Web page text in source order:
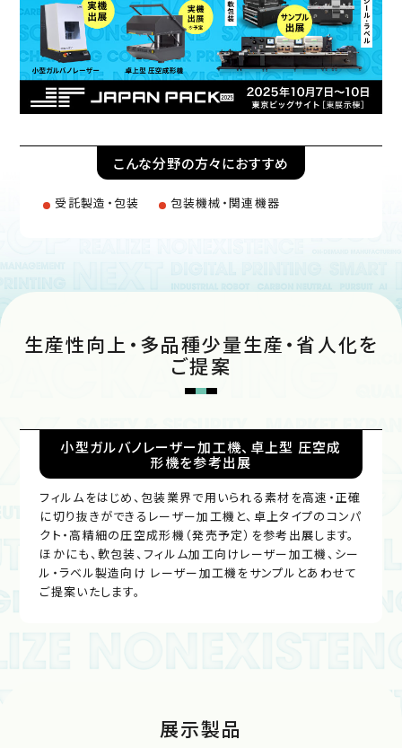
こんな分野の方々におすすめ
受託製造・包装 包装機械・関連機器
生産性向上・多品種少量生産・省人化を
ご提案
小型ガルバノレーザー加工機、卓上型 圧空成
形機を参考出展
フィルムをはじめ、包装業界で用いられる素材を高速・正確
に切り抜きができるレーザー加工機と、卓上タイプのコンパ
クト・高精細の圧空成形機（発売予定）を参考出展します。
ほかにも、軟包装、フィルム加工向けレーザー加工機、シー
ル・ラベル製造向け レーザー加工機をサンプルとあわせて
ご提案いたします。
展示製品